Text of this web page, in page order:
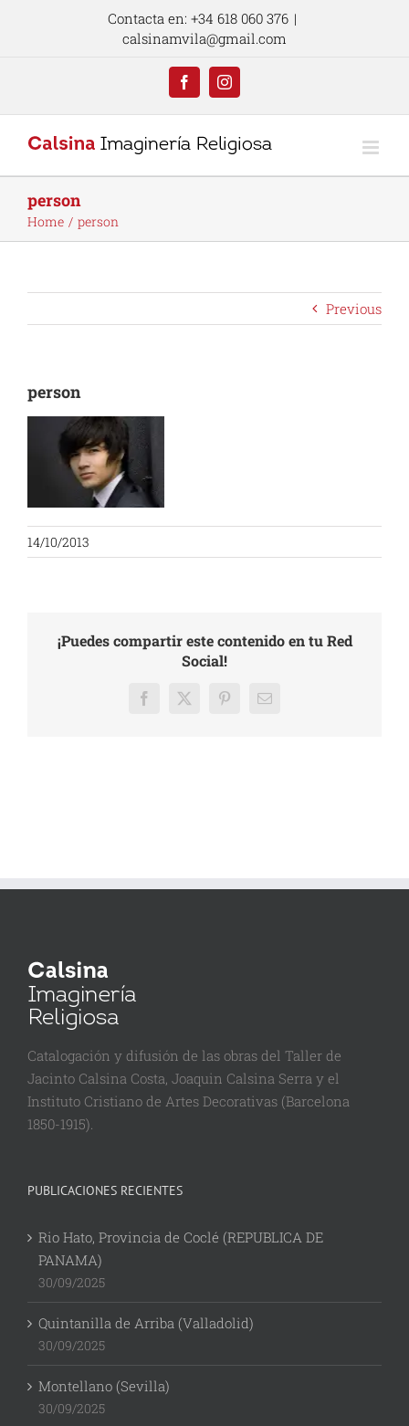
Contacta en: +34 618 060 376 |
calsinamvila@gmail.com
FacebookInstagram
person
Home person
Previous
person
14/10/2013
¡Puedes compartir este contenido en tu Red
Social!
Facebook
X PinterestEmail
Catalogación y difusión de las obras del Taller de
Jacinto Calsina Costa, Joaquin Calsina Serra y el
Instituto Cristiano de Artes Decorativas (Barcelona
1850-1915).
PUBLICACIONES RECIENTES
Rio Hato, Provincia de Coclé (REPUBLICA DE
PANAMA)
30/09/2025
Quintanilla de Arriba (Valladolid)
30/09/2025
Montellano (Sevilla)
30/09/2025